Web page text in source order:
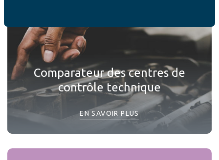
Comparateur des centres de
contrôle technique
EN SAVOIR PLUS